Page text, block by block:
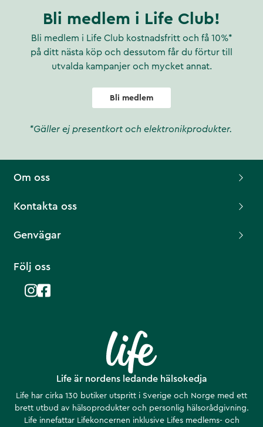
Bli medlem i Life Club!
Bli medlem i Life Club kostnadsfritt och få 10%*
på ditt nästa köp och dessutom får du förtur till
utvalda kampanjer och mycket annat.
Bli medlem
*Gäller ej presentkort och elektronikprodukter.
Life är nordens ledande hälsokedja
Life har cirka 130 butiker utspritt i Sverige och Norge med ett
brett utbud av hälsoprodukter och personlig hälsorådgivning.
Life innefattar Lifekoncernen inklusive Lifes medlems- och
Om oss
Kontakta oss
Genvägar
Följ oss